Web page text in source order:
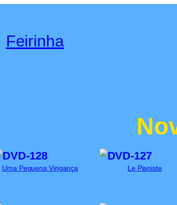
Feirinha
Uma Pequena Vingança Le Pianiste